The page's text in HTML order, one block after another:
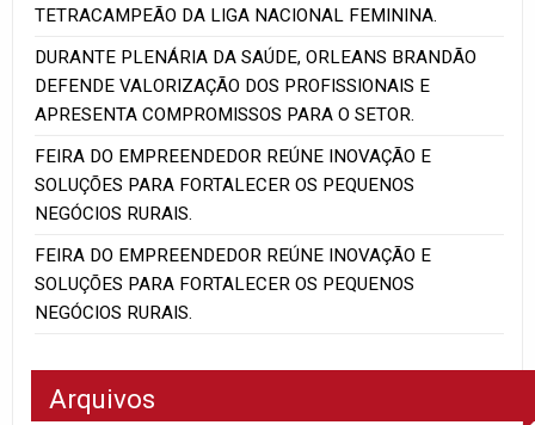
TETRACAMPEÃO DA LIGA NACIONAL FEMININA.
DURANTE PLENÁRIA DA SAÚDE, ORLEANS BRANDÃO
DEFENDE VALORIZAÇÃO DOS PROFISSIONAIS E
APRESENTA COMPROMISSOS PARA O SETOR.
FEIRA DO EMPREENDEDOR REÚNE INOVAÇÃO E
SOLUÇÕES PARA FORTALECER OS PEQUENOS
NEGÓCIOS RURAIS.
FEIRA DO EMPREENDEDOR REÚNE INOVAÇÃO E
SOLUÇÕES PARA FORTALECER OS PEQUENOS
NEGÓCIOS RURAIS.
Arquivos